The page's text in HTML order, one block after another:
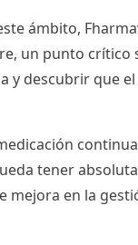
ámbito,
un punto crítico
y descubrir que
tener
mejora en la